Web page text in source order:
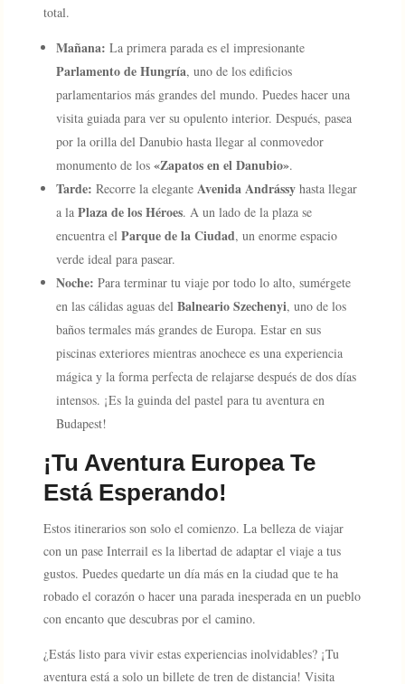
total.
Mañana: La primera parada es el impresionante
Parlamento de Hungría, uno de los edificios
parlamentarios más grandes del mundo. Puedes hacer una
visita guiada para ver su opulento interior. Después, pasea
por la orilla del Danubio hasta llegar al conmovedor
monumento de los«Zapatos en el Danubio».
Tarde: Recorre la eleganteAvenida Andrássy hasta llegar
a laPlaza de los Héroes. A un lado de la plaza se
encuentra elParque de la Ciudad, un enorme espacio
verde ideal para pasear.
Noche: Para terminar tu viaje por todo lo alto, sumérgete
en las cálidas aguas delBalneario Szechenyi, uno de los
baños termales más grandes de Europa. Estar en sus
piscinas exteriores mientras anochece es una experiencia
mágica y la forma perfecta de relajarse después de dos días
intensos. ¡Es la guinda del pastel para tu aventura en
Budapest!
¡Tu Aventura Europea Te
Está Esperando!
Estos itinerarios son solo el comienzo. La belleza de viajar
con un pase Interrail es la libertad de adaptar el viaje a tus
gustos. Puedes quedarte un día más en la ciudad que te ha
robado el corazón o hacer una parada inesperada en un pueblo
con encanto que descubras por el camino.
¿Estás listo para vivir estas experiencias inolvidables? ¡Tu
aventura está a solo un billete de tren de distancia! Visita